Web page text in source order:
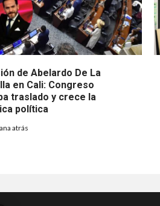
de Abelardo De La
en Cali: Congreso
traslado y crece la
política
atrás